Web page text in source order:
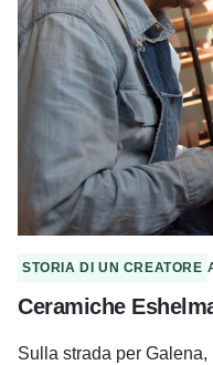
STORIA DI UN CREATORE
Ceramiche
Sulla strada per